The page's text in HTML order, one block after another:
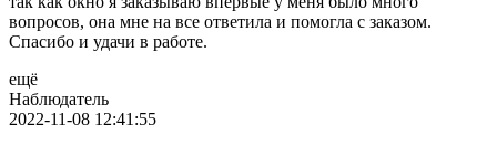
вопросов, она мне на все ответила и помогла с заказом.
Спасибо и удачи в работе.
ещё
Наблюдатель
2022-11-08 12:41:55